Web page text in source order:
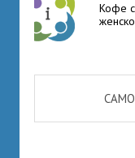
Кофе